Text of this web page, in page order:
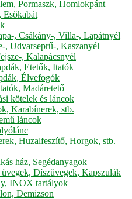
Pormaszk, Homlokpánt
Esőkabát
, Csákány-, Villa-, Lapátnyél
, Udvarseprű-, Kaszanyél
, Kalapácsnyél
Etetők, Itatók
Élvefogók
Madáretető
kötelek és láncok
Karabínerek, stb.
láncok
Huzalfeszítő, Horgok, stb.
ház, Segédanyagok
üvegek, Díszüvegek, Kapszulák
INOX tartályok
Demizson